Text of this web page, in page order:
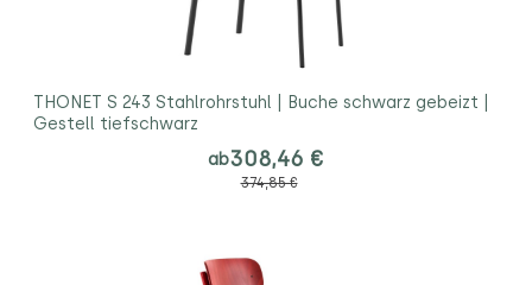
THONET S 243 Stahlrohrstuhl | Buche schwarz gebeizt |
Gestell tiefschwarz
ab308,46 €
374,85 €